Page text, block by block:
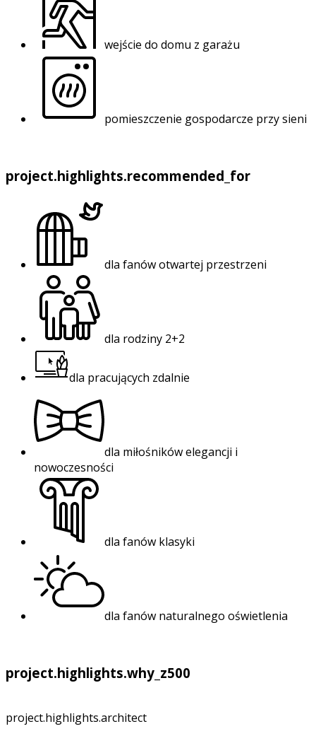
wejście do domu z garażu
pomieszczenie gospodarcze przy sieni
project.highlights.recommended_for
dla fanów otwartej przestrzeni
dla rodziny 2+2
dla pracujących zdalnie
dla miłośników elegancji i
nowoczesności
dla fanów klasyki
dla fanów naturalnego oświetlenia
project.highlights.why_z500
project.highlights.architect